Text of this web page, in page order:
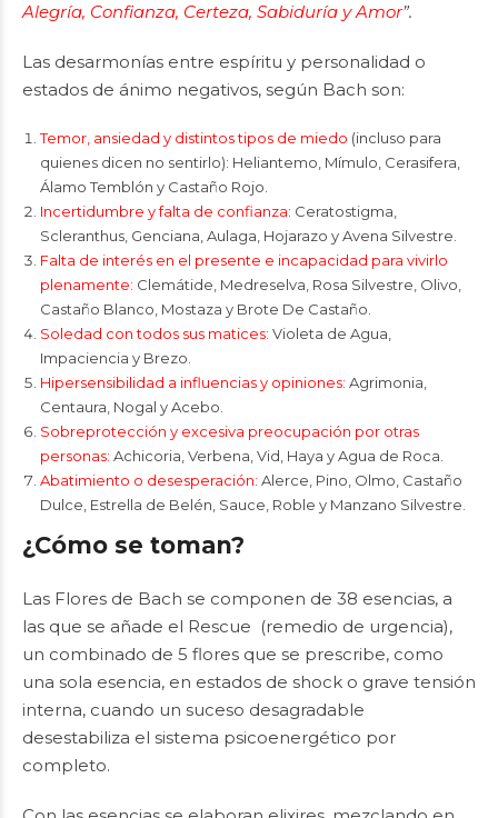
Alegría, Confianza, Certeza, Sabiduría y Amor”.
Las desarmonías entre espíritu y personalidad o
estados de ánimo negativos, según Bach son:
Temor, ansiedad y distintos tipos de miedo (incluso para
quienes dicen no sentirlo): Heliantemo, Mímulo, Cerasifera,
Álamo Temblón y Castaño Rojo.
Incertidumbre y falta de confianza: Ceratostigma,
Scleranthus, Genciana, Aulaga, Hojarazo y Avena Silvestre.
Falta de interés en el presente e incapacidad para vivirlo
plenamente: Clemátide, Medreselva, Rosa Silvestre, Olivo,
Castaño Blanco, Mostaza y Brote De Castaño.
Soledad con todos sus matices: Violeta de Agua,
Impaciencia y Brezo.
Hipersensibilidad a influencias y opiniones: Agrimonia,
Centaura, Nogal y Acebo.
Sobreprotección y excesiva preocupación por otras
personas: Achicoria, Verbena, Vid, Haya y Agua de Roca.
Abatimiento o desesperación: Alerce, Pino, Olmo, Castaño
Dulce, Estrella de Belén, Sauce, Roble y Manzano Silvestre.
¿Cómo se toman?
Las Flores de Bach se componen de 38 esencias, a
las que se añade el Rescue (remedio de urgencia),
un combinado de 5 flores que se prescribe, como
una sola esencia, en estados de shock o grave tensión
interna, cuando un suceso desagradable
desestabiliza el sistema psicoenergético por
completo.